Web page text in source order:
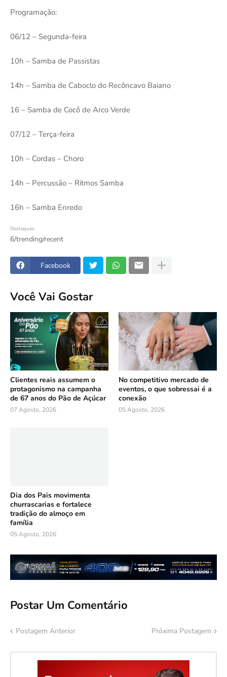
Programação:
06/12 – Segunda-feira
10h – Samba de Passistas
14h – Samba de Caboclo do Recôncavo Baiano
16 – Samba de Cocô de Arco Verde
07/12 – Terça-feira
10h – Cordas – Choro
14h – Percussão – Ritmos Samba
16h – Samba Enredo
Destaques
6/trending/recent
Facebook
Você Vai Gostar
Clientes reais assumem o
protagonismo na campanha
de 67 anos do Pão de Açúcar
07 Agosto, 2026
No competitivo mercado de
eventos, o que sobressai é a
conexão
05 Agosto, 2026
Dia dos Pais movimenta
churrascarias e fortalece
tradição do almoço em
família
05 Agosto, 2026
Postar Um Comentário
Postagem Anterior Próxima Postagem